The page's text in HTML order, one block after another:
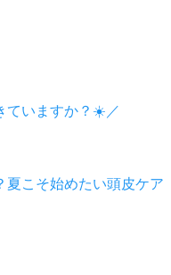
ていますか？☀️／
こそ始めたい頭皮ケア